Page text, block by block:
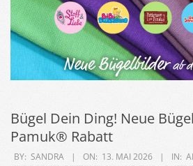
Bügel Dein Ding! Neue
Pamuk® Rabatt
2026-
BY: SANDRA ON: 13. MAI 2026 IN: